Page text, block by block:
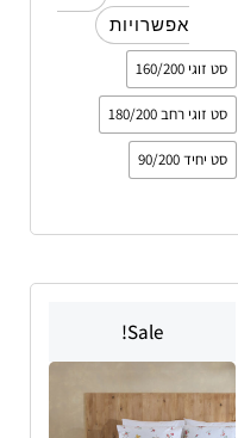
אפשרויות
סט זוגי 160/200
סט זוגי רחב 180/200
סט יחיד 90/200
Sale!
עדיש
מספר
סוגים.